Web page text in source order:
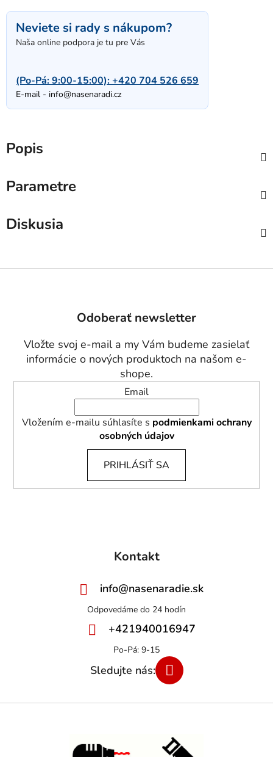
Neviete si rady s nákupom?
Naša online podpora je tu pre Vás
(Po-Pá: 9:00-15:00):+420 704 526 659
E-mail - info@nasenaradi.cz
Popis
Parametre
Diskusia
Odoberať newsletter
Vložte svoj e-mail a my Vám budeme zasielať
informácie o nových produktoch na našom e-
shope.
Email
Vložením e-mailu súhlasíte s podmienkami ochrany
osobných údajov
PRIHLÁSIŤ SA
Kontakt
info@nasenaradie.sk
+421940016947